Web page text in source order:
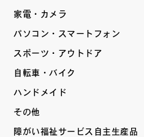
家電・カメラ
パソコン・スマートフォン
スポーツ・アウトドア
自転車・バイク
ハンドメイド
その他
障がい福祉サービス自主生産品